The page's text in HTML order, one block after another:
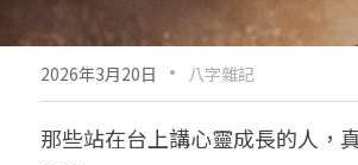
五行八字學
後天派陽宅
Blog
黃金會員專區
八字雜記
試閱專區
Podcast聽書
線上學苑
2026年3月20日 · 八字雜記
那些站在台上講心靈成長的人，